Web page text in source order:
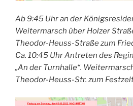
Ab 9:45 Uhr an der
Weitermarsch über Holzer
Theodor-Heuss-Straße zum
Ca. 10:45 Uhr Antreten des
„An der Turnhalle“.
Theodor-Heuss-Str. zum